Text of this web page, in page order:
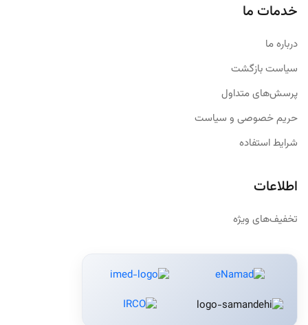
خدمات ما
درباره ما
سیاست بازگشت
پرسش‌های متداول
حریم خصوصی و سیاست
شرایط استفاده
اطلاعات
تخفیف‌های ویژه